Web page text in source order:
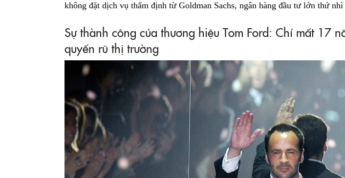
không đặt dịch vụ thẩm định từ Goldman Sachs, ngân hàng đầu tư lớn thứ nhì
Sự thành công của thương hiệu Tom Ford: Chỉ mất 17
quyến rũ thị trường